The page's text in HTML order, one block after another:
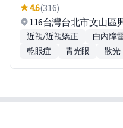
4.6(316)
116台灣台北市文山區
近視/近視矯正 白內障
乾眼症
青光眼 散光